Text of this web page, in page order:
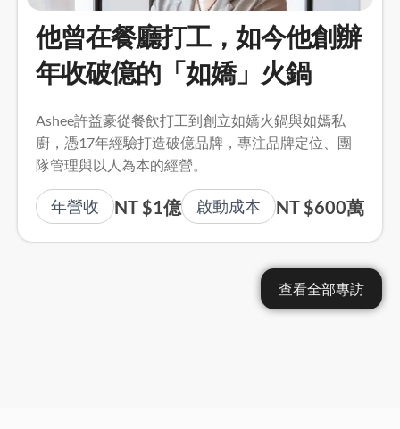
他曾在餐廳打工，如今他創辦
年收破億的「如嬌」火鍋
Ashee許益豪從餐飲打工到創立如嬌火鍋與如嫣私
廚，憑17年經驗打造破億品牌，專注品牌定位、團
隊管理與以人為本的經營。
年營收 NT $1億 啟動成本 NT $600萬
查看全部專訪